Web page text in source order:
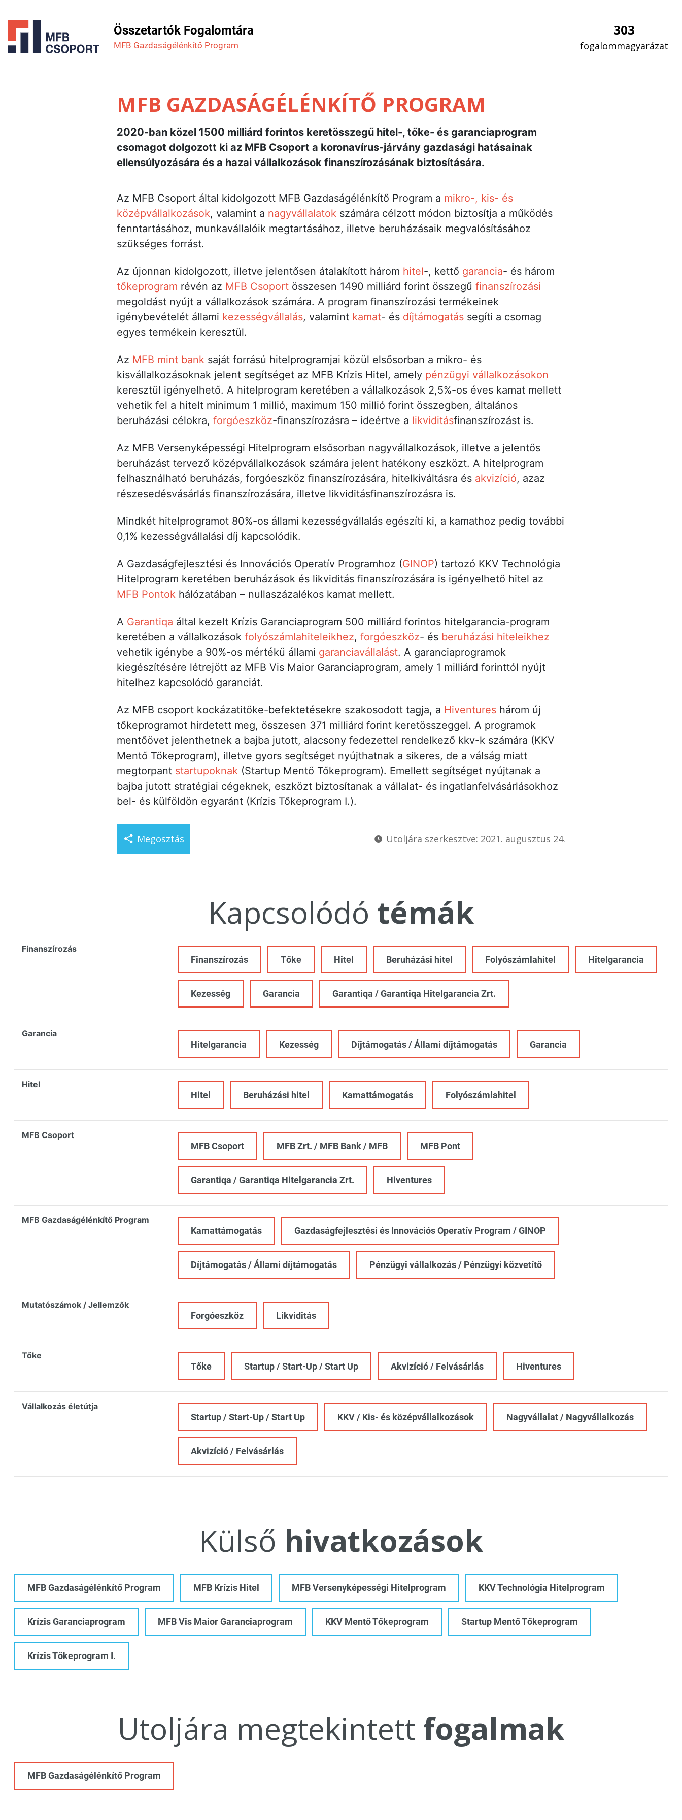
Összetartók Fogalomtára
MFB Gazdaság­élénkítő Program
303
fogalommagyarázat
MFB GAZDASÁGÉLÉNKÍTŐ PROGRAM
2020-ban közel 1500 milliárd forintos keretösszegű hitel-, tőke- és garanciaprogram
csomagot dolgozott ki az MFB Csoport a koronavírus-járvány gazdasági hatásainak
ellensúlyozására és a hazai vállalkozások finanszírozásának biztosítására.
Az MFB Csoport által kidolgozott MFB Gazdaságélénkítő Program a mikro-, kis- és
középvállalkozások, valamint a nagyvállalatokszámára célzott módon biztosítja a működés
fenntartásához, munkavállalóik megtartásához, illetve beruházásaik megvalósításához
szükséges forrást.
Az újonnan kidolgozott, illetve jelentősen átalakított három hitel-, kettő garancia- és három
tőkeprogram révén az MFB Csoportösszesen 1490 milliárd forint összegű finanszírozási
megoldást nyújt a vállalkozások számára. A program finanszírozási termékeinek
igénybevételét állami kezességvállalás, valamint kamat- és díjtámogatássegíti a csomag
egyes termékein keresztül.
Az MFB mint banksaját forrású hitelprogramjai közül elsősorban a mikro- és
kisvállalkozásoknak jelent segítséget az MFB Krízis Hitel, amely pénzügyi vállalkozásokon
keresztül igényelhető. A hitelprogram keretében a vállalkozások 2,5%-os éves kamat mellett
vehetik fel a hitelt minimum 1 millió, maximum 150 millió forint összegben, általános
beruházási célokra, forgóeszköz-finanszírozásra – ideértve a likviditásfinanszírozást is.
Az MFB Versenyképességi Hitelprogram elsősorban nagyvállalkozások, illetve a jelentős
beruházást tervező középvállalkozások számára jelent hatékony eszközt. A hitelprogram
felhasználható beruházás, forgóeszköz finanszírozására, hitelkiváltásra és akvizíció, azaz
részesedésvásárlás finanszírozására, illetve likviditásfinanszírozásra is.
Mindkét hitelprogramot 80%-os állami kezességvállalás egészíti ki, a kamathoz pedig további
0,1% kezességvállalási díj kapcsolódik.
A Gazdaságfejlesztési és Innovációs Operatív Programhoz (GINOP) tartozó KKV Technológia
Hitelprogram keretében beruházások és likviditás finanszírozására is igényelhető hitel az
MFB Pontokhálózatában – nullaszázalékos kamat mellett.
A Garantiqa által kezelt Krízis Garanciaprogram 500 milliárd forintos hitelgarancia-program
keretében a vállalkozások folyószámlahiteleikhez, forgóeszköz- és beruházási hiteleikhez
vehetik igénybe a 90%-os mértékű állami garanciavállalást. A garanciaprogramok
kiegészítésére létrejött az MFB Vis Maior Garanciaprogram, amely 1 milliárd forinttól nyújt
hitelhez kapcsolódó garanciát.
Az MFB csoport kockázatitőke-befektetésekre szakosodott tagja, a Hiventureshárom új
tőkeprogramot hirdetett meg, összesen 371 milliárd forint keretösszeggel. A programok
mentőövet jelenthetnek a bajba jutott, alacsony fedezettel rendelkező kkv-k számára (KKV
Mentő Tőkeprogram), illetve gyors segítséget nyújthatnak a sikeres, de a válság miatt
megtorpant startupoknak(Startup Mentő Tőkeprogram). Emellett segítséget nyújtanak a
bajba jutott stratégiai cégeknek, eszközt biztosítanak a vállalat- és ingatlanfelvásárlásokhoz
bel- és külföldön egyaránt (Krízis Tőkeprogram I.).
Megosztás Utoljára szerkesztve: 2021. augusztus 24.
Kapcsolódó témák
Finanszírozás
Finanszírozás Tőke Hitel Beruházási hitel Folyószámlahitel Hitelgarancia
Kezesség Garancia Garantiqa / Garantiqa Hitelgarancia Zrt.
Garancia
Hitelgarancia Kezesség Díjtámogatás / Állami díjtámogatás Garancia
Hitel
Hitel Beruházási hitel Kamattámogatás Folyószámlahitel
MFB Csoport
MFB Csoport MFB Zrt. / MFB Bank / MFB MFB Pont
Garantiqa / Garantiqa Hitelgarancia Zrt. Hiventures
MFB Gazdaságélénkítő Program
Kamattámogatás Gazdaságfejlesztési és Innovációs Operatív Program / GINOP
Díjtámogatás / Állami díjtámogatás Pénzügyi vállalkozás / Pénzügyi közvetítő
Mutatószámok / Jellemzők
Forgóeszköz Likviditás
Tőke
Tőke Startup / Start-Up / Start Up Akvizíció / Felvásárlás Hiventures
Vállalkozás életútja
Startup / Start-Up / Start Up KKV / Kis- és középvállalkozások Nagyvállalat / Nagyvállalkozás
Akvizíció / Felvásárlás
Külső hivatkozások
MFB Gazdaságélénkítő Program MFB Krízis Hitel MFB Versenyképességi Hitelprogram KKV Technológia Hitelprogram
Krízis Garanciaprogram MFB Vis Maior Garanciaprogram KKV Mentő Tőkeprogram Startup Mentő Tőkeprogram
Krízis Tőkeprogram I.
Utoljára megtekintett fogalmak
MFB Gazdaságélénkítő Program